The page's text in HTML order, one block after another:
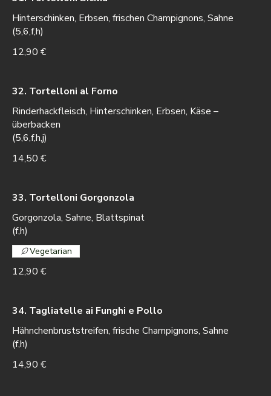
Hinterschinken, Erbsen, frischen Champignons, Sahne
(5,6,f,h)
12,90 €
32. Tortelloni al Forno
Rinderhackfleisch, Hinterschinken, Erbsen, Käse –
überbacken
(5,6,f,h,j)
14,50 €
33. Tortelloni Gorgonzola
Gorgonzola, Sahne, Blattspinat
(f,h)
12,90 €
Vegetarian
34. Tagliatelle ai Funghi e Pollo
Hähnchenbruststreifen, frische Champignons, Sahne
(f,h)
14,90 €